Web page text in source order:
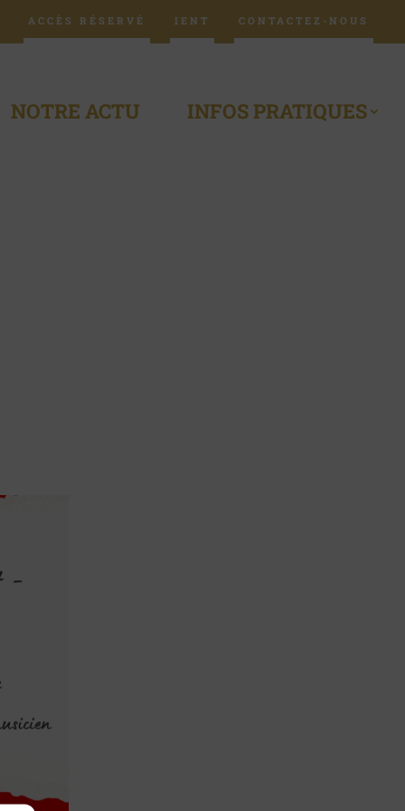
ACCÈS RÉSERVÉ IENT CONTACTEZ-NOUS
NOTRE ACTU INFOS PRATIQUES